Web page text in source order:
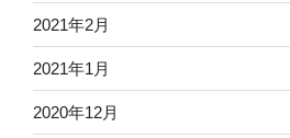
2021年2月
2021年1月
2020年12月